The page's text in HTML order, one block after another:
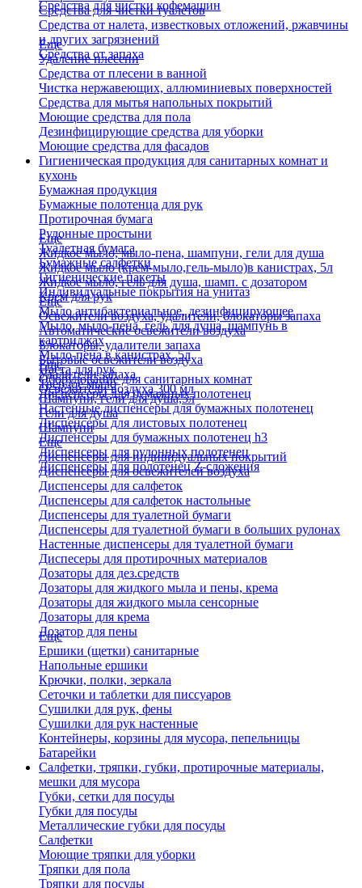
Средства для чистки кофемашин
Средства для чистки туалетов
Средства от налета, известковых отложений, ржавчины
и других загрязнений
Средства от запаха
Еще
Удаление плесени
Средства от плесени в ванной
Чистка нержавеющих, аллюминиевых поверхностей
Средства для мытья напольных покрытий
Моющие средства для пола
Дезинфицирующие средства для уборки
Моющие средства для фасадов
Гигиеническая продукция для санитарных комнат и
кухонь
Бумажная продукция
Бумажные полотенца для рук
Протирочная бумага
Рулонные простыни
Туалетная бумага
Бумажные салфетки
Гигиенические пакеты
Индивидуальные покрытия на унитаз
Еще
Жидкое мыло, мыло-пена, шампуни, гели для душа
Жидкое мыло (крем-мыло,гель-мыло)в канистрах, 5л
Жидкое мыло, гель для душа, шамп. с дозатором
Крем для рук
Мыло антибактериальное, дезинфицирующее
Мыло, мыло-пена, гель для душа, шампунь в
картриджах
Мыло-пена в канистрах, 5л
Паста для рук
Твердое мыло
Шампуни, гели для душа,5л
Гели для душа
Шампуни
Еще
Освежители воздуха, удалители, блокаторы запаха
Автоматические освежители воздуха
Блокаторы, удалители запаха
Бытовые освежители воздуха
Удалители запаха
Освежители воздуха 300 мл
Еще
Оборудование для санитарных комнат
Диспенсеры для бумажных полотенец
Настенные диспенсеры для бумажных полотенец
Диспенсеры для листовых полотенец
Диспенсеры для бумажных полотенец h3
Диспенсеры для рулонных полотенец
Диспенсеры для полотенец Z-сложения
Еще
Диспенсеры для индивидуальных покрытий
Диспенсеры для освежителей воздуха
Диспенсеры для салфеток
Диспенсеры для салфеток настольные
Диспенсеры для туалетной бумаги
Диспенсеры для туалетной бумаги в больших рулонах
Настенные диспенсеры для туалетной бумаги
Диспесеры для протирочных материалов
Дозаторы для дез.средств
Дозаторы для жидкого мыла и пены, крема
Дозаторы для жидкого мыла сенсорные
Дозаторы для крема
Дозатор для пены
Еще
Ершики (щетки) санитарные
Напольные ершики
Крючки, полки, зеркала
Сеточки и таблетки для писсуаров
Сушилки для рук, фены
Сушилки для рук настенные
Контейнеры, корзины для мусора, пепельницы
Батарейки
Салфетки, тряпки, губки, протирочные материалы,
мешки для мусора
Губки, сетки для посуды
Губки для посуды
Металлические губки для посуды
Салфетки
Моющие тряпки для уборки
Тряпки для пола
Тряпки для посуды